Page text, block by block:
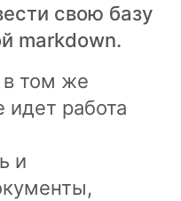
свою базу
markdown.
в том же
идет работа
и